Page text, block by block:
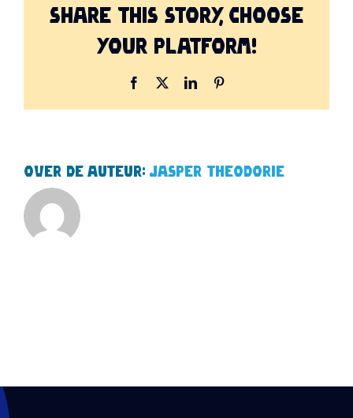
Share This Story, Choose
Your Platform!
Facebook LinkedIn
Over de auteur: Jasper Theodorie